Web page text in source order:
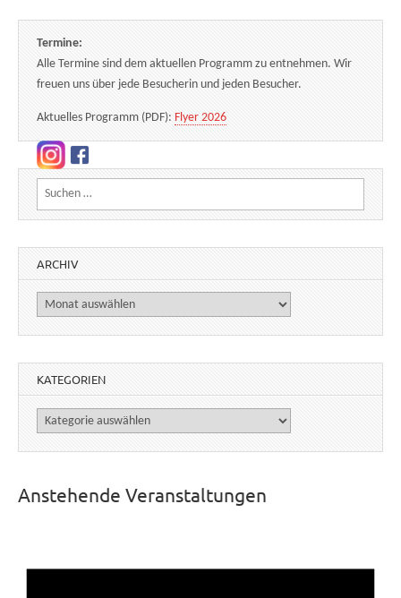
Termine:
Alle Termine sind dem aktuellen Programm zu entnehmen. Wir
freuen uns über jede Besucherin und jeden Besucher.
Aktuelles Programm (PDF): Flyer 2026
Suchen nach:
ARCHIV
Archiv
KATEGORIEN
Kategorien
Anstehende Veranstaltungen